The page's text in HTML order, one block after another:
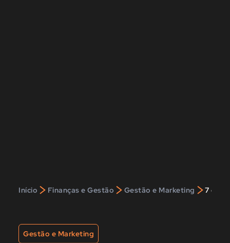
Início > Finanças e Gestão > Gestão e Marketing >7
Gestão e Marketing